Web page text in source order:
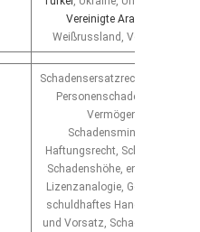
Vereinigte Arabische
Weißrussland, Venezuela
Schadensersatzrecht,
Personenschaden,
Vermögensschaden,
Haftungsrecht,
Schadenshöhe, entgangener
Lizenzanalogie,
schuldhaftes Handeln,
und Vorsatz,